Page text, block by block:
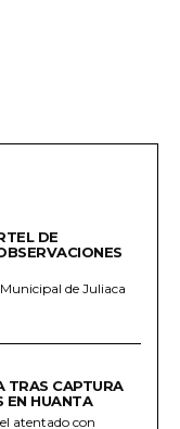
DE
de Juliaca
TRAS CAPTURA
EN HUANTA
atentado con